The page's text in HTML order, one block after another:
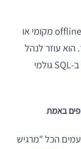
במוצרים שצריכים offline support, cache מקומי או
הוא עוזר לנהל
מידע במהירות ובאמינות, בלי לטבוע ב-SQL גולמי
באמת
הכל "מרגיש